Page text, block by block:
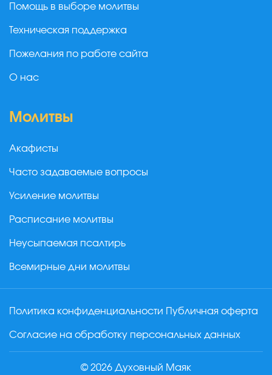
Помощь в выборе молитвы
Техническая поддержка
Пожелания по работе сайта
О нас
Молитвы
Акафисты
Часто задаваемые вопросы
Усиление молитвы
Расписание молитвы
Неусыпаемая псалтирь
Всемирные дни молитвы
Политика конфиденциальности Публичная оферта
Согласие на обработку персональных данных
© 2026 Духовный Маяк